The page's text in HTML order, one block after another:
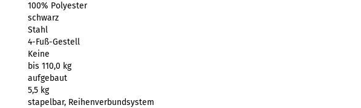
100% Polyester
schwarz
Stahl
4-Fuß-Gestell
Keine
bis 110,0 kg
aufgebaut
5,5 kg
stapelbar, Reihenverbundsystem